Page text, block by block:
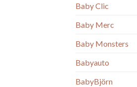
Baby Clic
Baby Merc
Baby Monsters
Babyauto
BabyBjörn